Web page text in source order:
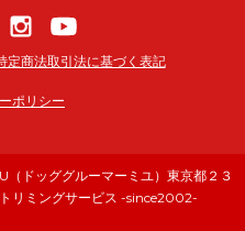
定商法取引法に基づく表記
ポリシー
ドッググルーマーミユ）東京都２３
リミングサービス -since2002-